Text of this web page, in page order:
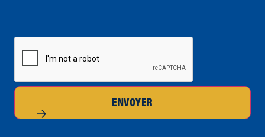
CAPTCHA
ENVOYER